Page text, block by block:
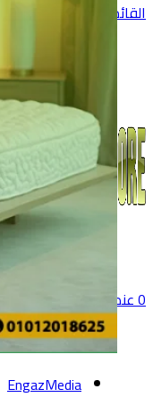
القائمة
0عنصر
EngazMedia